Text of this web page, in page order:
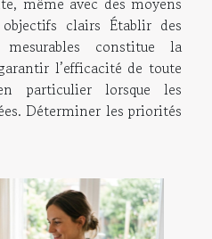
clairs Établir des
constitue la
l’efficacité de toute
particulier lorsque les
Déterminer les priorités